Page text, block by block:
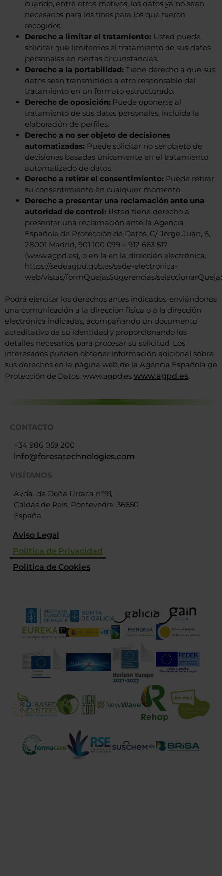
cuando, entre otros motivos, los datos ya no sean
necesarios para los fines para los que fueron
recogidos.
Derecho a limitar el tratamiento: Usted puede
solicitar que limitemos el tratamiento de sus datos
personales en ciertas circunstancias.
Derecho a la portabilidad: Tiene derecho a que sus
datos sean transmitidos a otro responsable del
tratamiento en un formato estructurado.
Derecho de oposición: Puede oponerse al
tratamiento de sus datos personales, incluida la
elaboración de perfiles.
Derecho a no ser objeto de decisiones
automatizadas: Puede solicitar no ser objeto de
decisiones basadas únicamente en el tratamiento
automatizado de datos.
Derecho a retirar el consentimiento: Puede retirar
su consentimiento en cualquier momento.
Derecho a presentar una reclamación ante una
autoridad de control: Usted tiene derecho a
presentar una reclamación ante la Agencia
Española de Protección de Datos, C/ Jorge Juan, 6,
28001 Madrid, 901 100 099 – 912 663 517
(www.agpd.es), o en la en la dirección electrónica:
https://sedeagpd.gob.es/sede-electronica-
web/vistas/formQuejasSugerencias/
Podrá ejercitar los derechos antes indicados, enviándonos
una comunicación a la dirección física o a la dirección
electrónica indicadas, acompañando un documento
acreditativo de su identidad y proporcionando los
detalles necesarios para procesar su solicitud. Los
interesados pueden obtener información adicional sobre
sus derechos en la página web de la Agencia Española de
Protección de Datos, www.agpd.es www.agpd.es.
CONTACTO
+34 986 059 200
info@foresatechnologies.com
VISÍTANOS
Avda. de Doña Urraca nº91,
Caldas de Reis, Pontevedra, 36650
España
Aviso Legal
Política de Privacidad
Política de Cookies